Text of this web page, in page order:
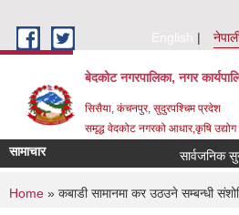
English
बेदकोट नगरपालिका, नगर
सिसैया, कंचनपुर, सुदुरपश्चिम प्रदेश
समृद्ध वेदकोट नगरको आधार,कृषि उद्योग
सामाचार सार्वजनिक
You are here
Home » कबाडी सामानमा कर उठउने सम्बन्धी